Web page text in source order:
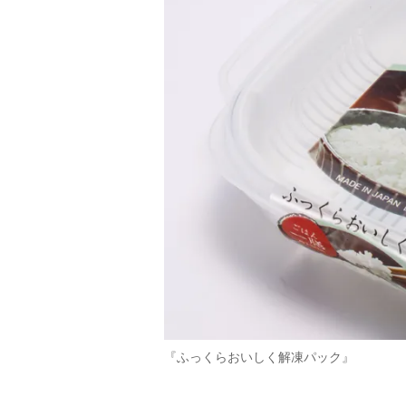
『ふっくらおいしく解凍パック』